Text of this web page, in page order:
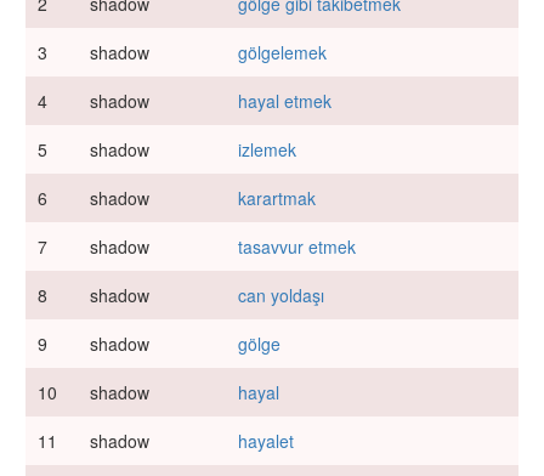
3
shadow
gölgelemek
4
shadow
hayal etmek
5
shadow
izlemek
6
shadow
karartmak
7
shadow
tasavvur etmek
8
shadow
can yoldaşı
9
shadow
gölge
10
shadow
hayal
11
shadow
hayalet